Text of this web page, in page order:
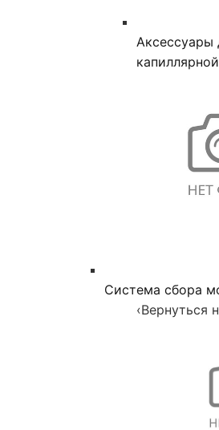
Аксессуары
Система сбора
‹Вернуться